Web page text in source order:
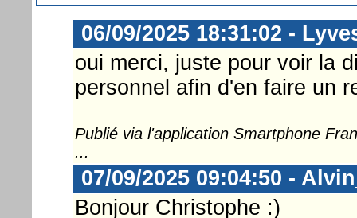
06/09/2025 18:31:02 -
oui merci, juste pour voir la
personnel afin d'en faire un
Publié via l'application Smartphone
...
07/09/2025 09:04:50 -
Bonjour Christophe :)